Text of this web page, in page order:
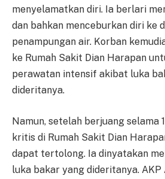
menyelamatkan diri. Ia berlari
dan bahkan menceburkan diri ke
penampungan air. Korban
ke Rumah Sakit Dian Harapan
perawatan intensif akibat luka
dideritanya.
Namun, setelah berjuang selama
kritis di Rumah Sakit Dian
dapat tertolong. Ia dinyatakan
luka bakar yang dideritanya. AKP